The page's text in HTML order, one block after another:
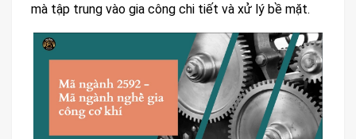
mà tập trung vào gia công chi tiết và xử lý bề mặt.